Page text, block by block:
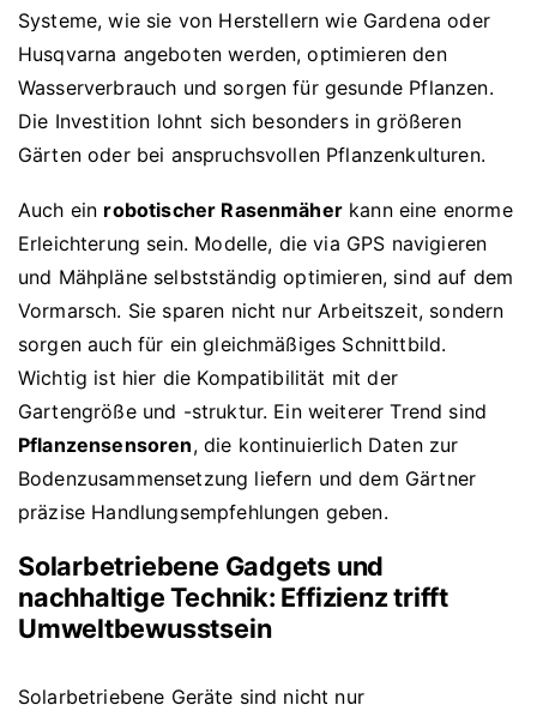
Systeme, wie sie von Herstellern wie Gardena oder
Husqvarna angeboten werden, optimieren den
Wasserverbrauch und sorgen für gesunde Pflanzen.
Die Investition lohnt sich besonders in größeren
Gärten oder bei anspruchsvollen Pflanzenkulturen.
Auch ein robotischer Rasenmäherkann eine enorme
Erleichterung sein. Modelle, die via GPS navigieren
und Mähpläne selbstständig optimieren, sind auf dem
Vormarsch. Sie sparen nicht nur Arbeitszeit, sondern
sorgen auch für ein gleichmäßiges Schnittbild.
Wichtig ist hier die Kompatibilität mit der
Gartengröße und -struktur. Ein weiterer Trend sind
Pflanzensensoren, die kontinuierlich Daten zur
Bodenzusammensetzung liefern und dem Gärtner
präzise Handlungsempfehlungen geben.
Solarbetriebene Gadgets und
nachhaltige Technik: Effizienz trifft
Umweltbewusstsein
Solarbetriebene Geräte sind nicht nur